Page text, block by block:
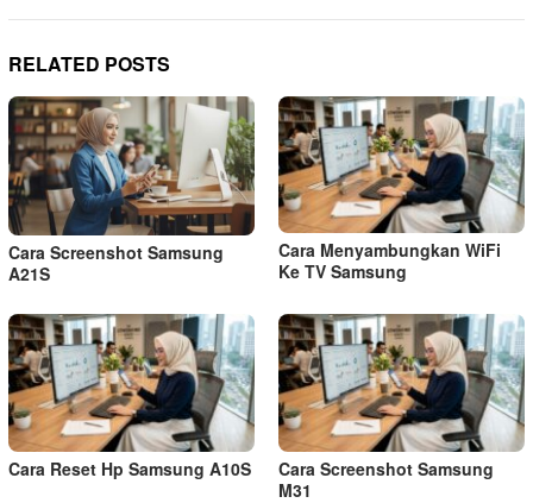
RELATED POSTS
Cara Screenshot Samsung
A21S
Cara Menyambungkan WiFi
Ke TV Samsung
Cara Reset Hp Samsung A10S
Cara Screenshot Samsung
M31